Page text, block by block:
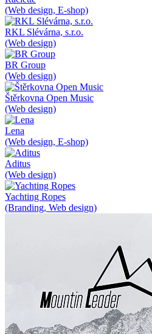
(Web design, E-shop)
RKL Slévárna, s.r.o.
(Web design)
BR Group
(Web design)
Štěrkovna Open Music
(Web design)
Lena
(Web design, E-shop)
Aditus
(Web design)
Yachting Ropes
(Branding, Web design)